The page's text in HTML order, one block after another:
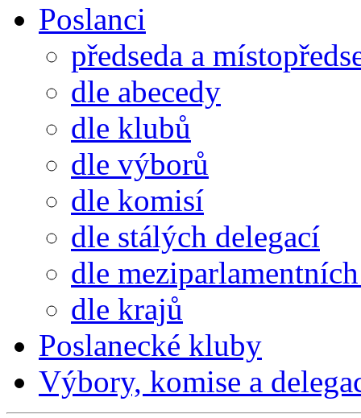
Poslanci
předseda a
dle abecedy
dle klubů
dle výborů
dle komisí
dle stálých delegací
dle
dle krajů
Poslanecké kluby
Výbory, komise a